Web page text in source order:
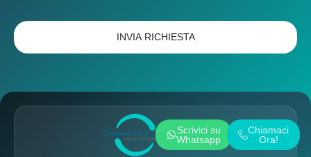
INVIA RICHIESTA
Scrivici su
Whatsapp
Chiamaci
Ora!